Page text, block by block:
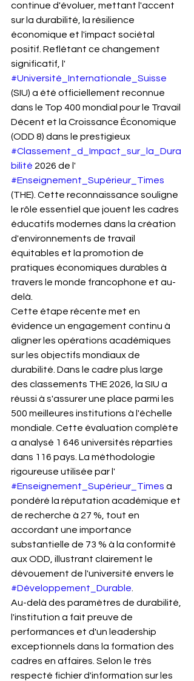
continue d'évoluer, mettant l'accent
sur la durabilité, la résilience
économique et l'impact sociétal
positif. Reflétant ce changement
significatif, l'
#Université_Internationale_Suisse
(SIU) a été officiellement reconnue
dans le Top 400 mondial pour le Travail
Décent et la Croissance Économique
(ODD 8) dans le prestigieux
#Classement_d_Impact_sur_la_Dura
bilité 2026 de l'
#Enseignement_Supérieur_Times
(THE). Cette reconnaissance souligne
le rôle essentiel que jouent les cadres
éducatifs modernes dans la création
d'environnements de travail
équitables et la promotion de
pratiques économiques durables à
travers le monde francophone et au-
delà.
Cette étape récente met en
évidence un engagement continu à
aligner les opérations académiques
sur les objectifs mondiaux de
durabilité. Dans le cadre plus large
des classements THE 2026, la SIU a
réussi à s'assurer une place parmi les
500 meilleures institutions à l'échelle
mondiale. Cette évaluation complète
a analysé 1 646 universités réparties
dans 116 pays. La méthodologie
rigoureuse utilisée par l'
#Enseignement_Supérieur_Times a
pondéré la réputation académique et
de recherche à 27 %, tout en
accordant une importance
substantielle de 73 % à la conformité
aux ODD, illustrant clairement le
dévouement de l'université envers le
#Développement_Durable
Au-delà des paramètres de durabilité,
l'institution a fait preuve de
performances et d'un leadership
exceptionnels dans la formation des
cadres en affaires. Selon le très
respecté fichier d'information sur les